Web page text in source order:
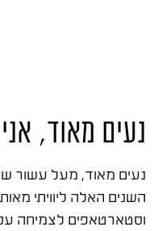
נעים מאוד,
נעים מאוד, מעל עשור
השנים האלה ליוויתי
וסטארטאפים לצמיחה